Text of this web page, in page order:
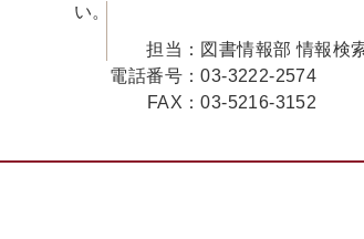
い。
担当： 図書情報部 情報検
電話番号：03-3222-2574
FAX：03-5216-3152